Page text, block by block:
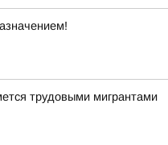
трудовыми мигрантами